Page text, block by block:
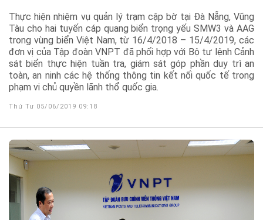
Thực hiện nhiệm vụ quản lý trạm cập bờ tại Đà Nẵng, Vũng
Tàu cho hai tuyến cáp quang biển trọng yếu SMW3 và AAG
trong vùng biển Việt Nam, từ 16/4/2018 – 15/4/2019, các
đơn vị của Tập đoàn VNPT đã phối hợp với Bộ tư lệnh Cảnh
sát biển thực hiện tuần tra, giám sát góp phần duy trì an
toàn, an ninh các hệ thống thông tin kết nối quốc tế trong
phạm vi chủ quyền lãnh thổ quốc gia.
Thứ Tư 05/06/2019 09:18